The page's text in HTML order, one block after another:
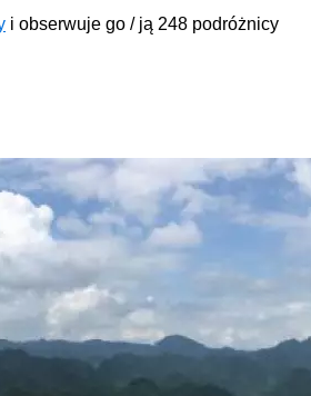
i obserwuje go / ją 248 podróżnicy